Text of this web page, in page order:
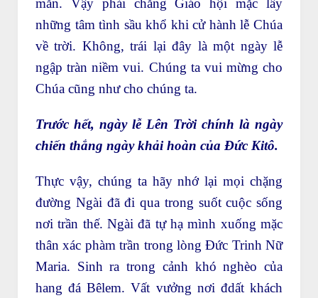
mắn. Vậy phải chăng Giáo hội mặc lấy
những tâm tình sầu khổ khi cử hành lễ Chúa
về trời. Không, trái lại đây là một ngày lễ
ngập tràn niềm vui. Chúng ta vui mừng cho
Chúa cũng như cho chúng ta.
Trước hết, ngày lễ Lên Trời chính là ngày
chiến thắng ngày khải hoàn của Đức Kitô.
Thực vậy, chúng ta hãy nhớ lại mọi chặng
đường Ngài đã đi qua trong suốt cuộc sống
nơi trần thế. Ngài đã tự hạ mình xuống mặc
thân xác phàm trần trong lòng Đức Trinh Nữ
Maria. Sinh ra trong cảnh khó nghèo của
hang đá Bêlem. Vất vưởng nơi đdất khách